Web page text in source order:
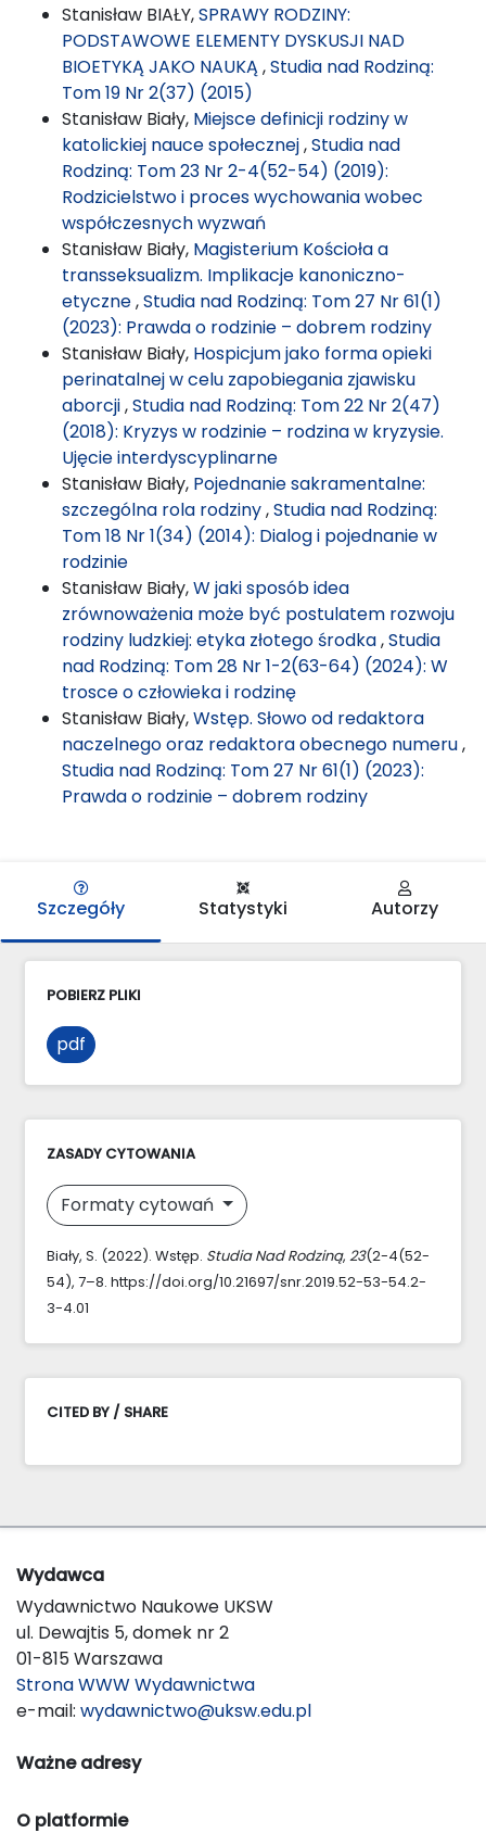
Stanisław BIAŁY,SPRAWY RODZINY:
PODSTAWOWE ELEMENTY DYSKUSJI NAD
BIOETYKĄ JAKO NAUKĄ ,Studia nad Rodziną:
Tom 19 Nr 2(37) (2015)
Stanisław Biały, Miejsce definicji rodziny w
katolickiej nauce społecznej,Studia nad
Rodziną: Tom 23 Nr 2-4(52-54) (2019):
Rodzicielstwo i proces wychowania wobec
współczesnych wyzwań
Stanisław Biały, Magisterium Kościoła a
transseksualizm. Implikacje kanoniczno-
etyczne,Studia nad Rodziną: Tom 27 Nr 61(1)
(2023): Prawda o rodzinie – dobrem rodziny
Stanisław Biały, Hospicjum jako forma opieki
perinatalnej w celu zapobiegania zjawisku
aborcji,Studia nad Rodziną: Tom 22 Nr 2(47)
(2018): Kryzys w rodzinie – rodzina w kryzysie.
Ujęcie interdyscyplinarne
Stanisław Biały, Pojednanie sakramentalne:
szczególna rola rodziny,Studia nad Rodziną:
Tom 18 Nr 1(34) (2014): Dialog i pojednanie w
rodzinie
Stanisław Biały,W jaki sposób idea
zrównoważenia może być postulatem rozwoju
rodziny ludzkiej: etyka złotego środka,Studia
nad Rodziną: Tom 28 Nr 1-2(63-64) (2024): W
trosce o człowieka i rodzinę
Stanisław Biały,Wstęp. Słowo od redaktora
naczelnego oraz redaktora obecnego numeru,
Studia nad Rodziną: Tom 27 Nr 61(1) (2023):
Prawda o rodzinie – dobrem rodziny
Szczegóły Statystyki Autorzy
POBIERZ PLIKI
pdf
ZASADY CYTOWANIA
Formaty cytowań
Biały, S. (2022). Wstęp. Studia Nad Rodziną, 23(2-4(52-
54), 7–8. https://doi.org/10.21697/snr.2019.52-53-54.2-
3-4.01
CITED BY / SHARE
Wydawca
Wydawnictwo Naukowe UKSW
ul. Dewajtis 5, domek nr 2
01-815 Warszawa
Strona WWW Wydawnictwa
e-mail: wydawnictwo@uksw.edu.pl
Ważne adresy
O platformie